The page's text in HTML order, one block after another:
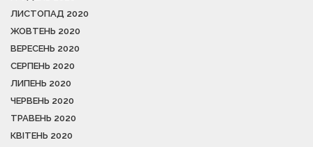
ЛИСТОПАД 2020
ЖОВТЕНЬ 2020
ВЕРЕСЕНЬ 2020
СЕРПЕНЬ 2020
ЛИПЕНЬ 2020
ЧЕРВЕНЬ 2020
ТРАВЕНЬ 2020
КВІТЕНЬ 2020